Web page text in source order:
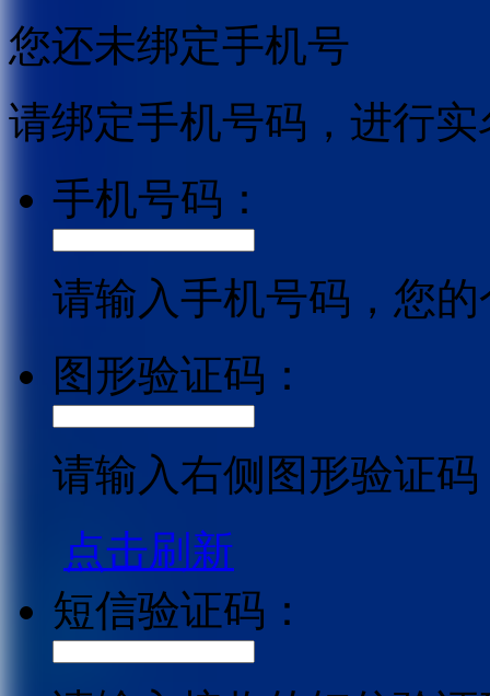
您还未绑定手机号
请绑定手机号码，进行
手机号码：
请输入手机号码，您
图形验证码：
请输入右侧图形验证码
点击刷新
短信验证码：